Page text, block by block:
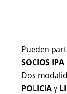
Pueden
SOCIOS IPA
Dos
POLICIAy